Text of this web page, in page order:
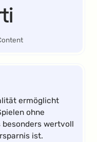
ermöglicht
ohne
wertvoll
ist.